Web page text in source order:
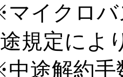
マイクロ
途規定によ
中途解約